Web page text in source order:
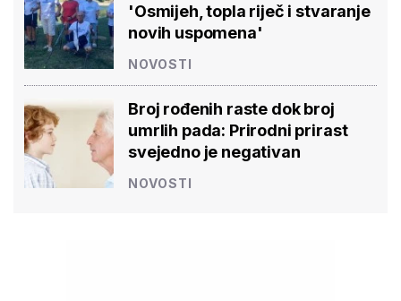
'Osmijeh, topla riječ i stvaranje
novih uspomena'
NOVOSTI
Broj rođenih raste dok broj
umrlih pada: Prirodni prirast
svejedno je negativan
NOVOSTI